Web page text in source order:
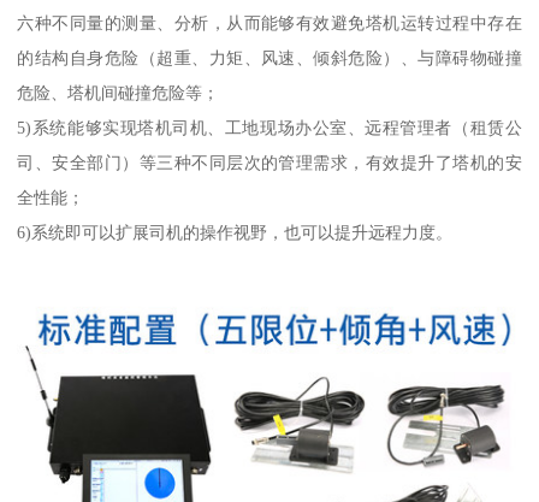
六种不同量的测量、分析，从而能够有效避免塔机运转过程中存在
的结构自身危险（超重、力矩、风速、倾斜危险）、与障碍物碰撞
危险、塔机间碰撞危险等；
5)系统能够实现塔机司机、工地现场办公室、远程管理者（租赁公
司、安全部门）等三种不同层次的管理需求，有效提升了塔机的安
全性能；
6)系统即可以扩展司机的操作视野，也可以提升远程力度。